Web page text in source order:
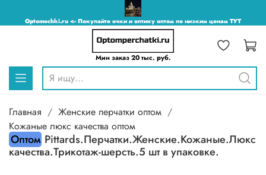
Optomochki.ru <-- Покупайте очки и оптику оптом по низким ценам ТУТ
Мин заказ 20 тыс. руб.
Главная
Женские перчатки оптом
Кожаные люкс качества оптом
Оптом Pittards.Перчатки.Женские.Кожаные.Люкс
качества.Трикотаж-шерсть.5 шт в упаковке.